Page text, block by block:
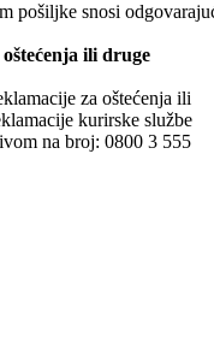
pošiljke snosi
ili druge
za oštećenja ili
kurirske službe
na broj: 0800 3 555